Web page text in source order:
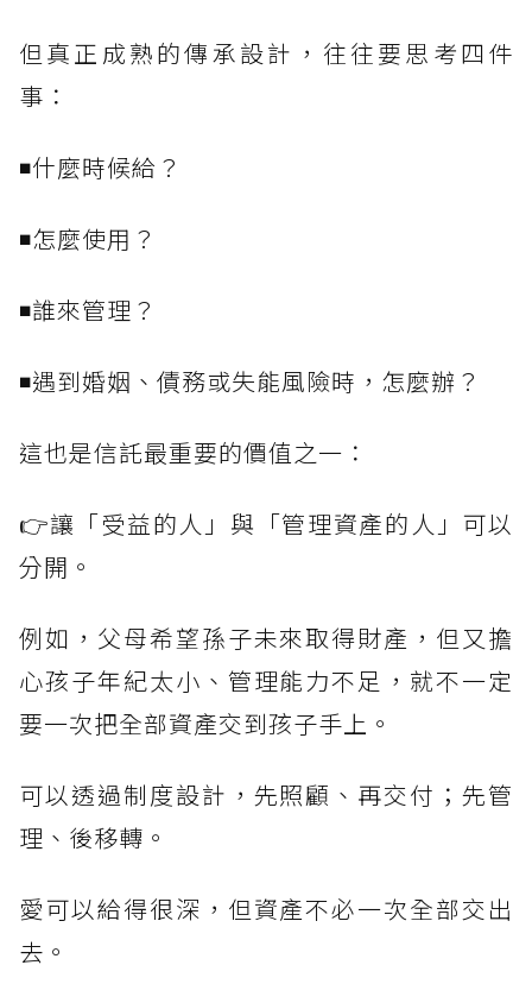
但真正成熟的傳承設計，往往要思考四件
事：
◾什麼時候給？
◾怎麼使用？
◾誰來管理？
◾遇到婚姻、債務或失能風險時，怎麼辦？
這也是信託最重要的價值之一：
👉讓「受益的人」與「管理資產的人」可以
分開。
例如，父母希望孫子未來取得財產，但又擔
心孩子年紀太小、管理能力不足，就不一定
要一次把全部資產交到孩子手上。
可以透過制度設計，先照顧、再交付；先管
理、後移轉。
愛可以給得很深，但資產不必一次全部交出
去。